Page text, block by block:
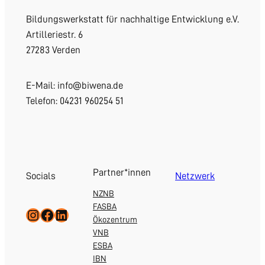
Bildungswerkstatt für nachhaltige Entwicklung e.V.
Artilleriestr. 6
27283 Verden
E-Mail: info@biwena.de
Telefon: 04231 960254 51
Socials
InstagramFacebook LinkedIn
Partner*innen
NZNB
FASBA
Ökozentrum
VNB
ESBA
IBN
Netzwerk